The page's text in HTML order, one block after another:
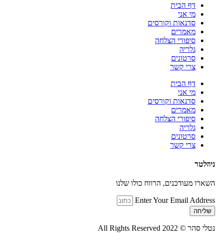
דף הבית
מי אני
סדנאות וקורסים
מאמרים
סיפורי הצלחה
גלריה
סרטונים
צרי קשר
דף הבית
מי אני
סדנאות וקורסים
מאמרים
סיפורי הצלחה
גלריה
סרטונים
צרי קשר
ניוזלטר
השארו מעודכנים, הרווח כולו שלנו
Enter Your Email Address
שליחה
נטלי סהר © All Rights Reserved 2022